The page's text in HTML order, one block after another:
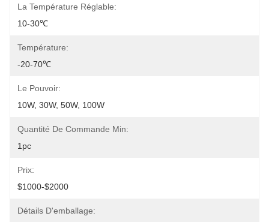
La Température Réglable:
10-30℃
Température:
-20-70℃
Le Pouvoir:
10W, 30W, 50W, 100W
Quantité De Commande Min:
1pc
Prix:
$1000-$2000
Détails D'emballage: